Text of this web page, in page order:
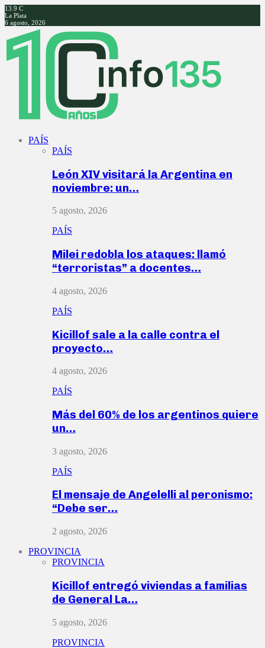
13.9 C
La Plata
6 agosto, 2026
Facebook
Twitter
Instagram
Youtube
PAÍS
PAÍS
León XIV visitará la Argentina en
noviembre: un…
5 agosto, 2026
PAÍS
Milei redobla los ataques: llamó
“terroristas” a docentes…
4 agosto, 2026
PAÍS
Kicillof sale a la calle contra el
proyecto…
4 agosto, 2026
PAÍS
Más del 60% de los argentinos quiere
un…
3 agosto, 2026
PAÍS
El mensaje de Angelelli al peronismo:
“Debe ser…
2 agosto, 2026
PROVINCIA
PROVINCIA
Kicillof entregó viviendas a familias
de General La…
5 agosto, 2026
PROVINCIA